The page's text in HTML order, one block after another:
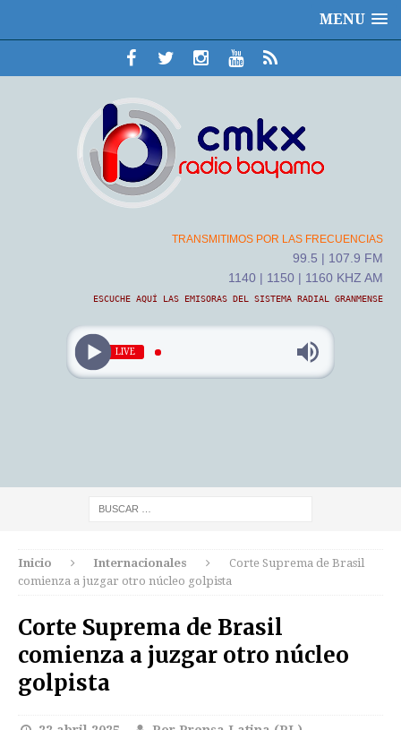
MENU
TRANSMITIMOS POR LAS FRECUENCIAS
99.5 | 107.9 FM
1140 | 1150 | 1160 KHZ AM
ESCUCHE AQUÍ LAS EMISORAS DEL SISTEMA RADIAL GRANMENSE
LIVE
Inicio Internacionales
Corte Suprema de Brasil
comienza a juzgar otro núcleo golpista
Corte Suprema de Brasil
comienza a juzgar otro núcleo
golpista